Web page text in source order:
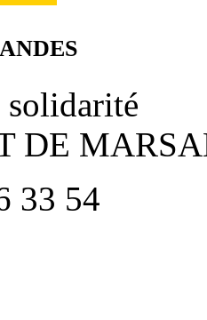
solidarité
DE
33 54